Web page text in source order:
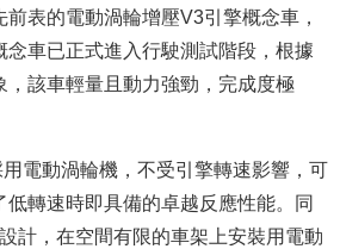
表的電動渦輪增壓V3引擎概念車，
念車已正式進入行駛測試階段，根據
，該車輕量且動力強勁，完成度極
電動渦輪機，不受引擎轉速影響，可
低轉速時即具備的卓越反應性能。同
計，在空間有限的車架上安裝用電動